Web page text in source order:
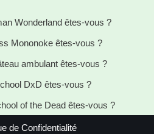
Wonderland êtes-vous ?
Mononoke êtes-vous ?
ambulant êtes-vous ?
DxD êtes-vous ?
of the Dead êtes-vous ?
de Confidentialité